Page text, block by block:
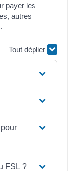
payer les
autres
Tout déplier
FSL ?